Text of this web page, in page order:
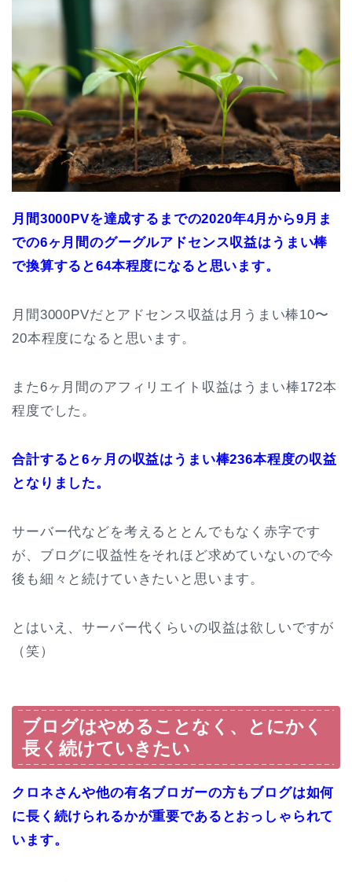
月間3000PVを達成するまでの2020年4月から9月ま
での6ヶ月間のグーグルアドセンス収益はうまい棒
で換算すると64本程度になると思います。
月間3000PVだとアドセンス収益は月うまい棒10〜
20本程度になると思います。
また6ヶ月間のアフィリエイト収益はうまい棒172本
程度でした。
合計すると6ヶ月の収益はうまい棒236本程度の収益
となりました。
サーバー代などを考えるととんでもなく赤字です
が、ブログに収益性をそれほど求めていないので今
後も細々と続けていきたいと思います。
とはいえ、サーバー代くらいの収益は欲しいですが
（笑）
ブログはやめることなく、とにかく
長く続けていきたい
クロネさんや他の有名ブロガーの方もブログは如何
に長く続けられるかが重要であるとおっしゃられて
います。